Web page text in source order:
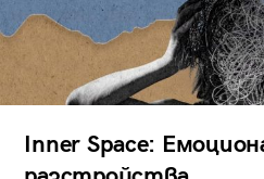
Inner Space: